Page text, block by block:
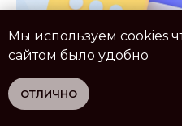
Мы используем cookies
сайтом было удобно
ОТЛИЧНО